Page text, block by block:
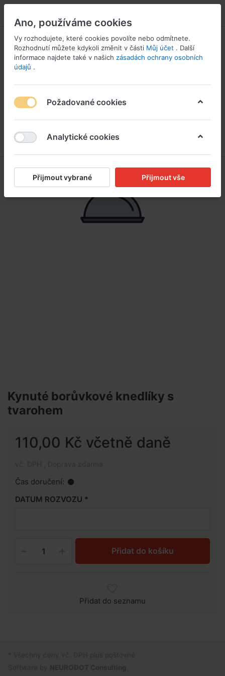
Kynuté borůvkové knedlíky s
tvarohem
110,00 Kč včetně daně
Čas doručení:
DATUM ROZVOZU
Přidat do košíku
Přidat do seznamu
Ano, používáme cookies
Vy rozhodujete, které cookies povolíte nebo odmítnete.
Rozhodnutí můžete kdykoli změnit v části Můj účet . Další
informace najdete také v našich zásadách ochrany osobních
údajů .
Požadované cookies
Analytické cookies
Přijmout vybrané Přijmout vše